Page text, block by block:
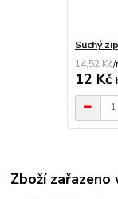
Suchý
14,52 Kč/
12 Kč
Zboží zařazeno